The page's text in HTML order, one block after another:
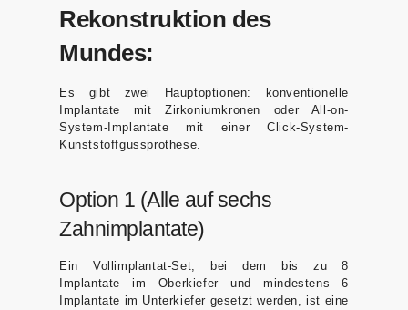
Rekonstruktion des
Mundes:
Es gibt zwei Hauptoptionen: konventionelle
Implantate mit Zirkoniumkronen oder All-on-
System-Implantate mit einer Click-System-
Kunststoffgussprothese.
Option 1 (Alle auf sechs
Zahnimplantate)
Ein Vollimplantat-Set, bei dem bis zu 8
Implantate im Oberkiefer und mindestens 6
Implantate im Unterkiefer gesetzt werden, ist eine